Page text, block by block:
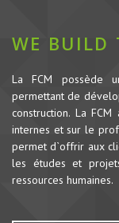
WE BUILD
La FCM possède
permettant de
construction. La FCM
internes et sur le
permet d`offrir aux
les études et
ressources humaines.